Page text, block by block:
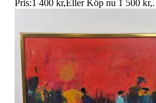
Pris:1 400 kr,Eller Köp nu 1 500 kr,.